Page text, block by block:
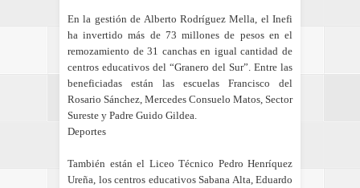
En la gestión de Alberto Rodríguez Mella, el Inefi
ha invertido más de 73 millones de pesos en el
remozamiento de 31 canchas en igual cantidad de
centros educativos del “Granero del Sur”. Entre las
beneficiadas están las escuelas Francisco del
Rosario Sánchez, Mercedes Consuelo Matos, Sector
Sureste y Padre Guido Gildea.
Deportes
También están el Liceo Técnico Pedro Henríquez
Ureña, los centros educativos Sabana Alta, Eduardo